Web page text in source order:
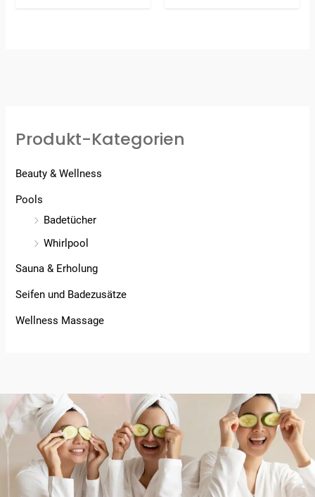
Produkt-Kategorien
Beauty & Wellness
Pools
Badetücher
Whirlpool
Sauna & Erholung
Seifen und Badezusätze
Wellness Massage